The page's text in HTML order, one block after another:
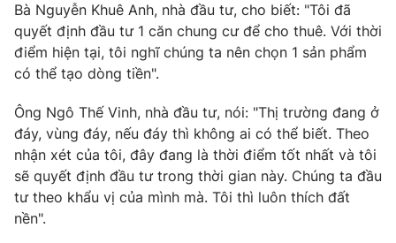
® Cấm sao chép dưới mọi hình thức nếu không có sự chấp
thuận bằng văn bản. Ghi rõ nguồn VTV.vn khi phát hành lại
thông tin từ website này.
Bà Nguyễn Khuê Anh, nhà đầu tư, cho biết: "Tôi đã
quyết định đầu tư 1 căn chung cư để cho thuê. Với thời
điểm hiện tại, tôi nghĩ chúng ta nên chọn 1 sản phẩm
có thể tạo dòng tiền".
Ông Ngô Thế Vinh, nhà đầu tư, nói: "Thị trường đang ở
đáy, vùng đáy, nếu đáy thì không ai có thể biết. Theo
nhận xét của tôi, đây đang là thời điểm tốt nhất và tôi
sẽ quyết định đầu tư trong thời gian này. Chúng ta đầu
tư theo khẩu vị của mình mà. Tôi thì luôn thích đất
nền".